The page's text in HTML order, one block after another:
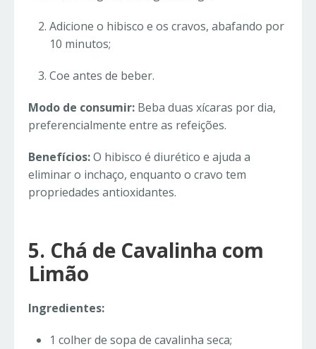
Adicione o hibisco e os cravos, abafando por
10 minutos;
Coe antes de beber.
Modo de consumir: Beba duas xícaras por dia,
preferencialmente entre as refeições.
Benefícios:O hibisco é diurético e ajuda a
eliminar o inchaço, enquanto o cravo tem
propriedades antioxidantes.
5. Chá de Cavalinha com
Limão
Ingredientes:
1 colher de sopa de cavalinha seca;